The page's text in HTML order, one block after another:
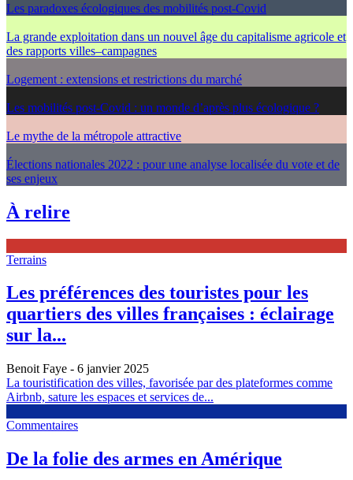
Les paradoxes écologiques des mobilités post-Covid
La grande exploitation dans un nouvel âge du capitalisme agricole et
des rapports villes–campagnes
Logement : extensions et restrictions du marché
Les mobilités post-Covid : un monde d’après plus écologique ?
Le mythe de la métropole attractive
Élections nationales 2022 : pour une analyse localisée du vote et de
ses enjeux
À relire
Terrains
Les préférences des touristes pour les
quartiers des villes françaises : éclairage
sur la...
Benoit Faye - 6 janvier 2025
La touristification des villes, favorisée par des plateformes comme
Airbnb, sature les espaces et services de...
Commentaires
De la folie des armes en Amérique